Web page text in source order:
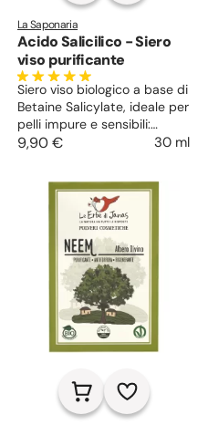
La Saponaria
Acido Salicilico - Siero
viso purificante
Siero viso biologico a base di
Betaine Salicylate, ideale per
pelli impure e sensibili:
esfolia delicatamente,
uniforme.
9,90 € 30 ml